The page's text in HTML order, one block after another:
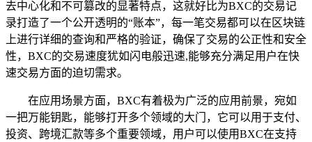
去中心化和不可篡改的显著特点，这就好比为BXC的交易记
录打造了一个公开透明的“账本”，每一笔交易都可以在区块链
上进行详细的查询和严格的验证，确保了交易的公正性和安全
性，BXC的交易速度犹如闪电般迅速,能够充分满足用户在快
速交易方面的迫切需求。
在应用场景方面，BXC有着极为广泛的应用前景，宛如
一把万能钥匙，能够打开多个领域的大门，它可以用于支付、
投资、跨境汇款等多个重要领域，用户可以使用BXC在支持